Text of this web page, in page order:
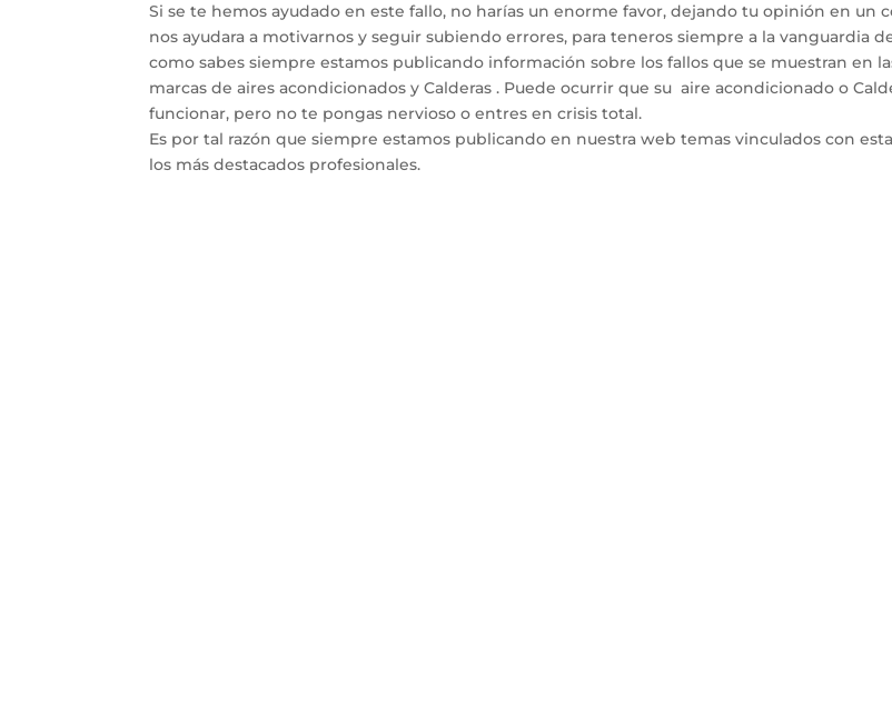
Si se te hemos ayudado en este fallo, no harías un enorme favor, dejando tu opinión en un
nos ayudara a motivarnos y seguir subiendo errores, para teneros siempre a la vanguardia
como sabes siempre estamos publicando información sobre los fallos que se muestran en
marcas de aires acondicionados y Calderas . Puede ocurrir que su aire acondicionado o
funcionar, pero no te pongas nervioso o entres en crisis total.
Es por tal razón que siempre estamos publicando en nuestra web temas vinculados con
los más destacados profesionales.